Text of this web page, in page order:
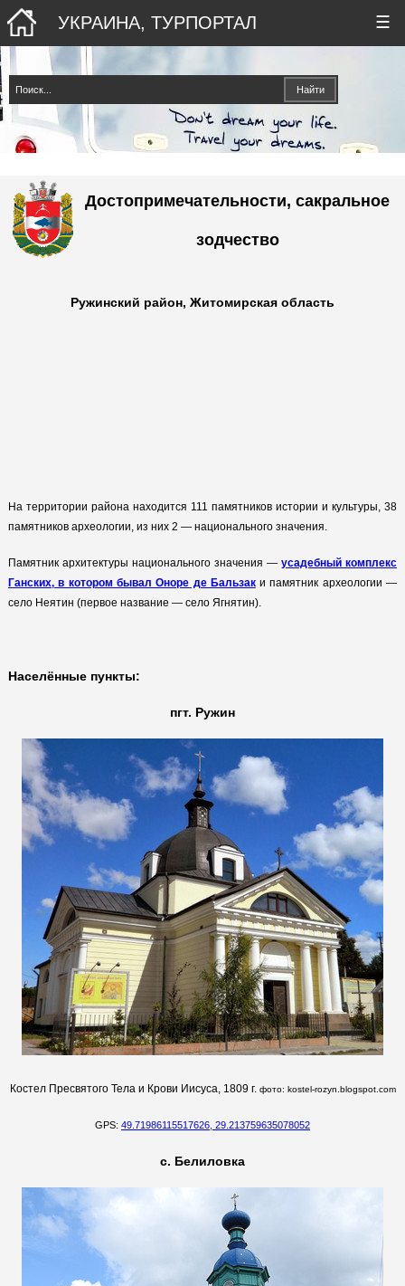
УКРАИНА, ТУРПОРТАЛ ☰
Достопримечательности, сакральное
зодчество
Ружинский район, Житомирская область
На территории района находится 111 памятников истории и культуры, 38
памятников археологии, из них 2 — национального значения.
Памятник архитектуры национального значения —усадебный комплекс
Ганских, в котором бывал Оноре де Бальзаки памятник археологии —
село Неятин (первое название — село Ягнятин).
Населённые пункты:
пгт. Ружин
Костел Пресвятого Тела и Крови Иисуса, 1809 г. фото: kostel-rozyn.blogspot.com
GPS: 49.71986115517626, 29.213759635078052
с. Белиловка